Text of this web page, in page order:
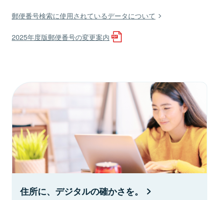
郵便番号検索に使用されているデータについて
2025年度版郵便番号の変更案内
住所に、デジタルの確かさを。